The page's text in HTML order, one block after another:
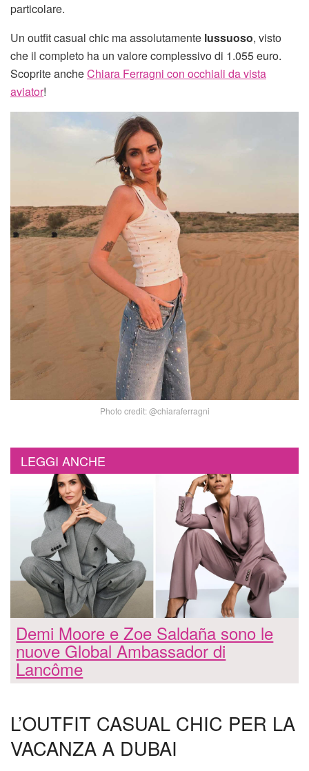
particolare.
Un outfit casual chic ma assolutamente lussuoso, visto
che il completo ha un valore complessivo di 1.055 euro.
Scoprite ancheChiara Ferragni con occhiali da vista
aviator!
Photo credit: @chiaraferragni
LEGGI ANCHE
Demi Moore e Zoe Saldaña sono le
nuove Global Ambassador di
Lancôme
L’OUTFIT CASUAL CHIC PER LA
VACANZA A DUBAI